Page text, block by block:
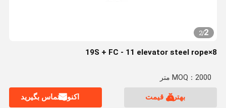
2
/
2
8×19S + FC - 11 elevator steel rope
MOQ：2000 متر
بهترین قیمت اکنون تماس بگیرید